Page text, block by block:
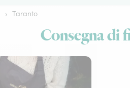
› Taranto
Consegna di